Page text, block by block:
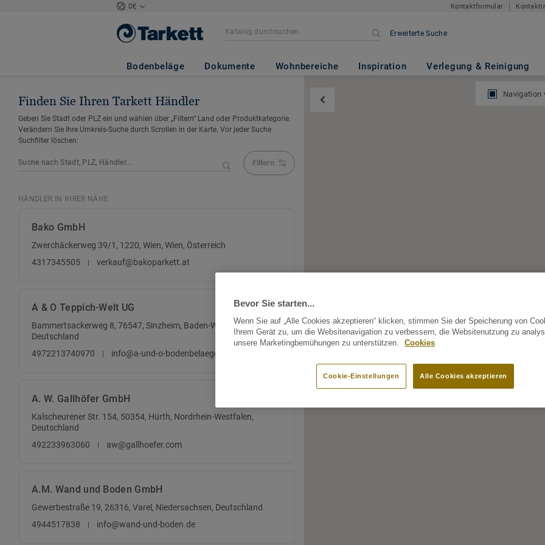
DE Kontaktformular
Erweiterte Suche
Bodenbeläge Dokumente Wohnbereiche Inspiration Verlegung & Reinigung
Finden Sie Ihren Tarkett Händler
Geben Sie Stadt oder PLZ ein und wählen über „Filtern“ Land oder Produktkategorie.
Verändern Sie Ihre Umkreis-Suche durch Scrollen in der Karte. Vor jeder Suche
Suchfilter löschen:
Filtern
HÄNDLER IN IHRER NÄHE
Bako GmbH
Zwerchäckerweg 39/1, 1220, Wien, Wien, Österreich
4317345505
verkauf@bakoparkett.at
A & O Teppich-Welt UG
Bammertsackerweg 8, 76547, Sinzheim, Baden-Württemberg,
Deutschland
4972213740970
info@a-und-o-bodenbelaege.de
A. W. Gallhöfer GmbH
Kalscheurener Str. 154, 50354, Hürth, Nordrhein-Westfalen,
Deutschland
492233963060
aw@gallhoefer.com
A.M. Wand und Boden GmbH
Gewerbestraße 19, 26316, Varel, Niedersachsen, Deutschland
4944517838
info@wand-und-boden.de
Navigation
Bevor Sie starten...
Wenn Sie auf „Alle Cookies akzeptieren“ klicken, stimmen Sie der Speicherung von
Ihrem Gerät zu, um die Websitenavigation zu verbessern, die Websitenutzung zu
unsere Marketingbemühungen zu unterstützen.
Cookies
Alle Cookies akzeptieren
Cookie-Einstellungen